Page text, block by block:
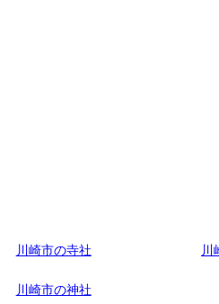
川崎市の寺社 川
川崎市の神社